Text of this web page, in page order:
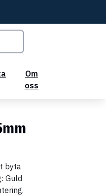
Om
oss
byta
Guld